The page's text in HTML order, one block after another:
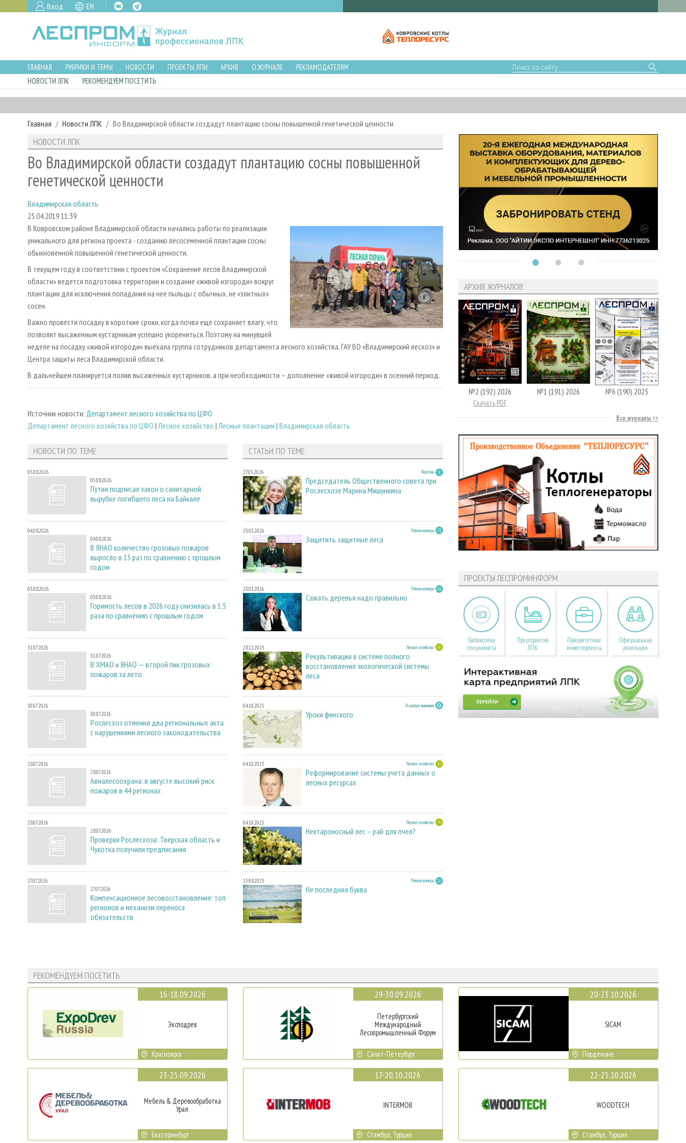
Вход EN
ГЛАВНАЯ РУБРИКИ И ТЕМЫ НОВОСТИ ПРОЕКТЫ ЛПИ АРХИВ О ЖУРНАЛЕ
РЕКЛАМОДАТЕЛЯМ
НОВОСТИ ЛПК
РЕКОМЕНДУЕМ ПОСЕТИТЬ
Главная Новости ЛПК Во Владимирской области создадут плантацию сосны повышенной генетической ценности
НОВОСТИ ЛПК
Во Владимирской области создадут плантацию сосны повышенной
генетической ценности
Владимирская область
25.04.2019 11:39
В Ковровском районе Владимирской области начались работы по реализации
уникального для региона проекта - созданию лесосеменной плантации сосны
обыкновенной повышенной генетической ценности.
В текущем году в соответствии с проектом «Сохранение лесов Владимирской
области» ведется подготовка территории и создание «живой изгороди» вокруг
плантации для исключения попадания на нее пыльцы с обычных, не «элитных»
сосен.
Важно провести посадку в короткие сроки, когда почва еще сохраняет влагу, что
позволит высаженным кустарникам успешно укорениться. Поэтому на минувшей
неделе на посадку «живой изгороди» выехала группа сотрудников департамента лесного хозяйства, ГАУ ВО «Владимирский лесхоз» и
Центра защиты леса Владимирской области.
В дальнейшем планируется полив высаженных кустарников, а при необходимости – дополнение «живой изгороди» в осенний период.
Источник новости: Департамент лесного хозяйства по ЦФО
Департамент лесного хозяйства по ЦФО | Лесное хозяйство | Лесные плантации | Владимирская область
НОВОСТИ ПО ТЕМЕ
05.08.2026
05.08.2026
Путин подписал закон о санитарной
вырубке погибшего леса на Байкале
04.08.2026
04.08.2026
В ЯНАО количество грозовых пожаров
выросло в 15 раз по сравнению с прошлым
годом
03.08.2026
03.08.2026
Горимость лесов в 2026 году снизилась в 1,5
раза по сравнению с прошлым годом
31.07.2026
31.07.2026
В ХМАО и ЯНАО — второй пик грозовых
пожаров за лето
30.07.2026
30.07.2026
Рослесхоз отменил два региональных акта
с нарушениями лесного законодательства
28.07.2026
28.07.2026
Авиалесоохрана: в августе высокий риск
пожаров в 44 регионах
28.07.2026
28.07.2026
Проверки Рослесхоза: Тверская область и
Чукотка получили предписания
27.07.2026
27.07.2026
Компенсационное лесовосстановление: топ
регионов и механизм переноса
обязательств
СТАТЬИ ПО ТЕМЕ
27.05.2026 Персона
Председатель Общественного совета при
Рослесхозе Марина Мишункина
23.03.2026 Регион номера
Защитить защитные леса
23.03.2026 Регион номера
Сажать деревья надо правильно
28.11.2025 Лесное хозяйство
Рекультивация в системе полного
восстановления экологической системы
леса
04.10.2025 В центре внимания
Уроки финского
04.10.2025 Лесное хозяйство
Реформирование системы учета данных о
лесных ресурсах
04.10.2025 Лесное хозяйство
Нектароносный лес – рай для пчел?
15.08.2025 Регион номера
Не последняя буква
АРХИВ ЖУРНАЛОВ
№2 (192) 2026
Скачать PDF
№1 (191) 2026 №6 (190) 2025
Все журналы
ПРОЕКТЫ ЛЕСПРОМИНФОРМ
Библиотека
специалиста
Предприятия
ЛПК
Приоритетные
инвестпроекты
Официальные
делегации
РЕКОМЕНДУЕМ ПОСЕТИТЬ
16-18.09.2026
Эксподрев
Красноярск
23-25.09.2026
Мебель & Деревообработка
Урал
Екатеринбург
29-30.09.2026
Петербургский
Международный
Лесопромышленный Форум
Санкт-Петербург
17-20.10.2026
INTERMOB
Стамбул, Турция
20-23.10.2026
SICAM
Порденоне
22-25.10.2026
WOODTECH
Стамбул, Турция